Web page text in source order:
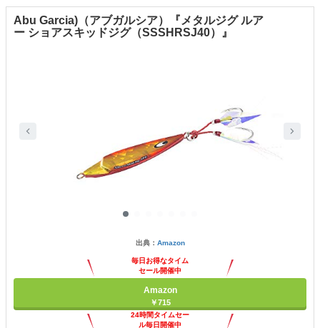
Abu Garcia)（アブガルシア）『メタルジグ ルア
ー ショアスキッドジグ（SSSHRSJ40）』
出典： Amazon
毎日お得なタイム
セール開催中
Amazon
￥715
24時間タイムセー
ル毎日開催中